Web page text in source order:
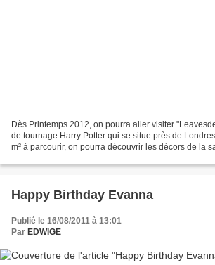
Dès Printemps 2012, on pourra aller visiter
de tournage Harry Potter qui se situe près de
m² à parcourir, on pourra découvrir les décors de la
Happy Birthday Evanna
Publié le 16/08/2011 à 13:01
Par EDWIGE